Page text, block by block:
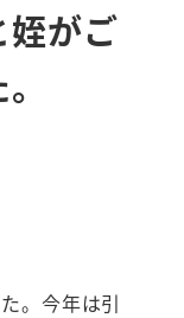
姪がご
。今年は引